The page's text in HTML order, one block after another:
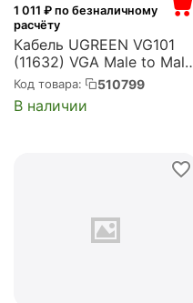
1 011 ₽ по безналичному
расчёту
Кабель UGREEN VG101
(11632) VGA Male to Male
Cable. Длина 5 м. Цвет:
черный (11632_)
Код товара: 510799
В наличии